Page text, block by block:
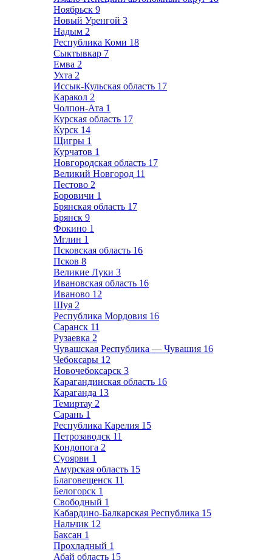
Ноябрьск 9
Новый Уренгой 3
Надым 2
Республика Коми 18
Сыктывкар 7
Емва 2
Ухта 2
Иссык-Кульская область 17
Каракол 2
Чолпон-Ата 1
Курская область 17
Курск 14
Щигры 1
Курчатов 1
Новгородская область 17
Великий Новгород 11
Пестово 2
Боровичи 1
Брянская область 17
Брянск 9
Фокино 1
Мглин 1
Псковская область 16
Псков 8
Великие Луки 3
Ивановская область 16
Иваново 12
Шуя 2
Республика Мордовия 16
Саранск 11
Рузаевка 2
Чувашская Республика — Чувашия 16
Чебоксары 12
Новочебоксарск 3
Карагандинская область 16
Караганда 13
Темиртау 2
Сарань 1
Республика Карелия 15
Петрозаводск 11
Кондопога 2
Суоярви 1
Амурская область 15
Благовещенск 11
Белогорск 1
Свободный 1
Кабардино-Балкарская Республика 15
Нальчик 12
Баксан 1
Прохладный 1
Абай область 15